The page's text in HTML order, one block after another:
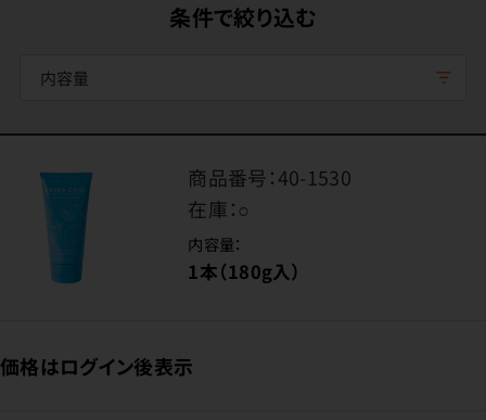
条件で絞り込む
内容量
商品番号：40-1530
在庫：○
内容量：
1本（180g入）
価格はログイン後表示